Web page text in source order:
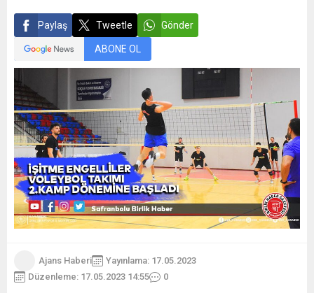
Paylaş Tweetle Gönder
ABONE OL
Ajans Haberi
Yayınlama: 17.05.2023
Düzenleme: 17.05.2023 14:55
0